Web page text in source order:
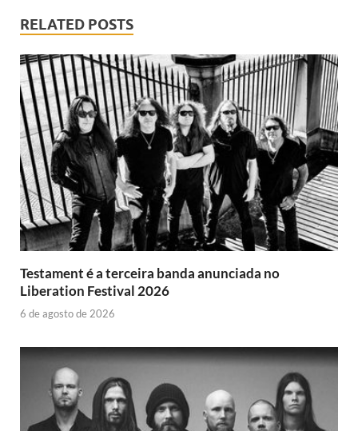
RELATED POSTS
Testament é a terceira banda anunciada no
Liberation Festival 2026
6 de agosto de 2026